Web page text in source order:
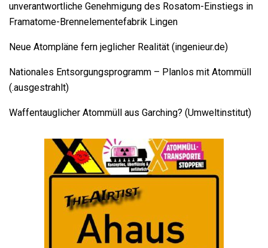
unverantwortliche Genehmigung des Rosatom-Einstiegs in
Framatome-Brennelementefabrik Lingen
Neue Atompläne fern jeglicher Realität (ingenieur.de)
Nationales Entsorgungsprogramm – Planlos mit Atommüll
(.ausgestrahlt)
Waffentauglicher Atommüll aus Garching? (Umweltinstitut)